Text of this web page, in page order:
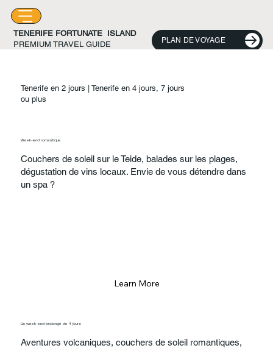
PLAN DE VOYAGE
TENERIFE FORTUNATE ISLAND
PREMIUM TRAVEL GUIDE
Tenerife en 2 jours | Tenerife en 4 jours, 7 jours
ou plus
Week-end romantique
Couchers de soleil sur le Teide, balades sur les plages,
dégustation de vins locaux. Envie de vous détendre dans
un spa ?
Learn More
Un week-end prolongé de 4 jours
Aventures volcaniques, couchers de soleil romantiques,